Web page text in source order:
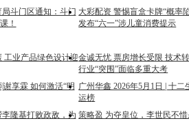
斗门区通知：斗门
！
大彩配资 警惕盲盒卡牌“概率
发布“六一”涉儿童消费提示
工业产品绿色设计迎金诚无忧 票房增长受限 技术
行业“突围”面临多重大考
享霖 如何激活“明 广州华鑫 2026年5月1日 | 十二
运榜
隆基打败政敌，为 策略盈 为夺皇位，李世民不